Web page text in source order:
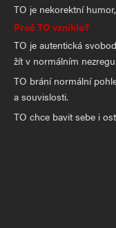
E-mail *
komentáře.
TO je nekorektní
Proč TO vzniklo?
TO je autentická
žít v normálním
TO brání normální
a souvislosti.
TO chce bavit sebe i